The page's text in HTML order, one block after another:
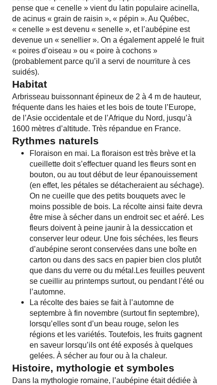
pense que « cenelle » vient du latin populaire acinella,
de acinus « grain de raisin », « pépin ». Au Québec,
« cenelle » est devenu « senelle », et l’aubépine est
devenue un « senellier ». On a également appelé le fruit
« poires d’oiseau » ou « poire à cochons »
(probablement parce qu’il a servi de nourriture à ces
suidés).
Habitat
Arbrisseau buissonnant épineux de 2 à 4 m de hauteur,
fréquente dans les haies et les bois de toute l’Europe,
de l’Asie occidentale et de l’Afrique du Nord, jusqu’à
1600 mètres d’altitude. Très répandue en France.
Rythmes naturels
Floraison en mai. La floraison est très brève et la
cueillette doit s’effectuer quand les fleurs sont en
bouton, ou au tout début de leur épanouissement
(en effet, les pétales se détacheraient au séchage).
On ne cueille que des petits bouquets avec le
moins possible de bois. La récolte ainsi faite devra
être mise à sécher dans un endroit sec et aéré. Les
fleurs doivent à peine jaunir à la dessiccation et
conserver leur odeur. Une fois séchées, les fleurs
d’aubépine seront conservées dans une boîte en
carton ou dans des sacs en papier bien clos plutôt
que dans du verre ou du métal. Les feuilles peuvent
se cueillir au printemps surtout, ou pendant l’été ou
l’automne.
La récolte des baies se fait à l’automne de
septembre à fin novembre (surtout fin septembre),
lorsqu’elles sont d’un beau rouge, selon les
régions et les variétés. Toutefois, les fruits gagnent
en saveur lorsqu’ils ont été exposés à quelques
gelées. À sécher au four ou à la chaleur.
Histoire, mythologie et symboles
Dans la mythologie romaine, l’aubépine était dédiée à